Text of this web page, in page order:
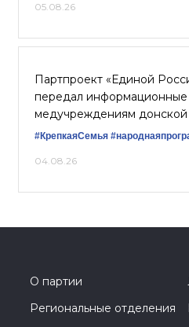
05.08.26
Партпроект «Единой
передал информационные
медучреждениям донской
#КрепкаяСемья
04.08.26
О партии
Региональные отделения